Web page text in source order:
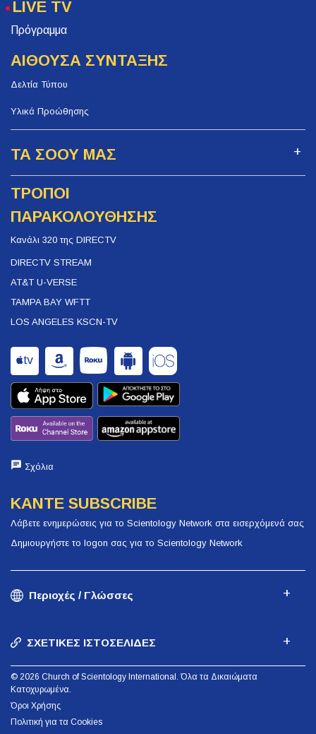
LIVE TV
Πρόγραμμα
ΑΙΘΟΥΣΑ ΣΥΝΤΑΞΗΣ
Δελτία Τύπου
Υλικά Προώθησης
ΤΑ ΣΟΟΥ ΜΑΣ
ΤΡΟΠΟΙ
ΠΑΡΑΚΟΛΟΥΘΗΣΗΣ
Κανάλι 320 της DIRECTV
DIRECTV STREAM
AT&T U-VERSE
TAMPA BAY WFTT
LOS ANGELES KSCN-TV
Σχόλια
ΚΑΝΤΕ SUBSCRIBE
Λάβετε ενημερώσεις για το Scientology Network στα εισερχόμενά σας
Δημιουργήστε το logon σας για το Scientology Network
Περιοχές / Γλώσσες
ΣΧΕΤΙΚΕΣ ΙΣΤΟΣΕΛΙΔΕΣ
© 2026 Church of Scientology International. Όλα τα Δικαιώματα
Κατοχυρωμένα.
Όροι Χρήσης
Πολιτική για τα Cookies